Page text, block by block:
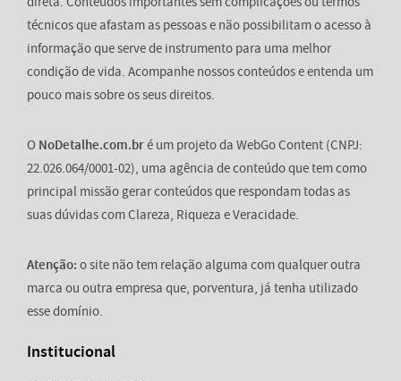
técnicos que afastam as pessoas e não possibilitam o acesso à
informação que serve de instrumento para uma melhor
condição de vida. Acompanhe nossos conteúdos e entenda um
pouco mais sobre os seus direitos.
O NoDetalhe.com.bré um projeto da WebGo Content (CNPJ:
22.026.064/0001-02), uma agência de conteúdo que tem como
principal missão gerar conteúdos que respondam todas as
suas dúvidas com Clareza, Riqueza e Veracidade.
Atenção: o site não tem relação alguma com qualquer outra
marca ou outra empresa que, porventura, já tenha utilizado
esse domínio.
Institucional